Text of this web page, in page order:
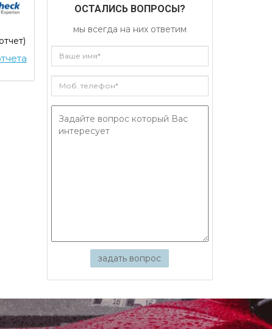
ОСТАЛИСЬ ВОПРОСЫ?
мы всегда на них ответим
задать вопрос